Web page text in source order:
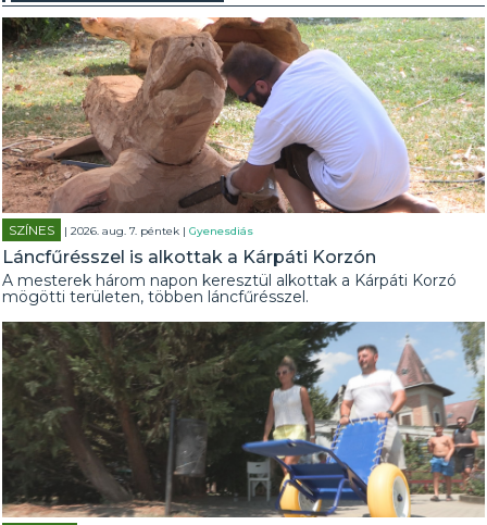
SZÍNES | 2026. aug. 7. péntek |Gyenesdiás
Láncfűrésszel is alkottak a Kárpáti Korzón
A mesterek három napon keresztül alkottak a Kárpáti Korzó
mögötti területen, többen láncfűrésszel.